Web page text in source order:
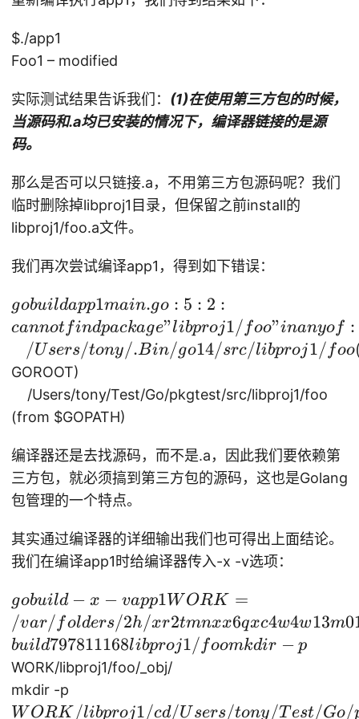
$./app1
Foo1 – modified
实际测试结果告诉我们： (1)在使用第三方包的时候，
当源码和.a均已安装的情况下，编译器链接的是源
码。
那么是否可以只链接.a，不用第三方包源码呢？我们
临时删除掉libproj1目录，但保留之前install的
libproj1/foo.a文件。
我们再次尝试编译app1，得到如下错误：
g
o
ui
a
p
p
1
m
ai
n.
g
o:
5:
2:
c
a
n
n
gobuildapp1main.go : 5 : 2 :
cannot findpackage"libproj1/ foo"inanyof :
/Users/tony/.Bin/go14/src/libproj1/ foo
GOROOT)
/Users/tony/Test/Go/pkgtest/src/libproj1/foo
(from $GOPATH)
编译器还是去找源码，而不是.a，因此我们要依赖第
三方包，就必须搞到第三方包的源码，这也是Golang
包管理的一个特点。
其实通过编译器的详细输出我们也可得出上面结论。
我们在编译app1时给编译器传入-x -v选项：
go
b
ui
ld
-x
-v
gobuild − x − vapp1WORK =
/var/ folders/2h/xr2tmnxx6qxc4w4w13m
build797811168libproj1/ foomkdir − p
WORK/libproj1/foo/_obj/
mkdir -p
O
WORK /libproj1/cd/U sers/tony /T est/Go/